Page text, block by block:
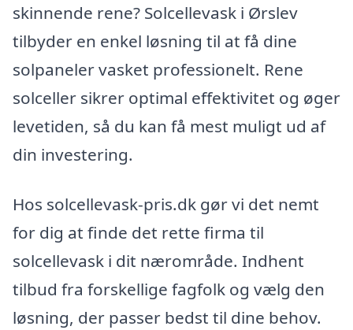
skinnende rene? Solcellevask i Ørslev
tilbyder en enkel løsning til at få dine
solpaneler vasket professionelt. Rene
solceller sikrer optimal effektivitet og øger
levetiden, så du kan få mest muligt ud af
din investering.
Hos solcellevask-pris.dk gør vi det nemt
for dig at finde det rette firma til
solcellevask i dit nærområde. Indhent
tilbud fra forskellige fagfolk og vælg den
løsning, der passer bedst til dine behov.